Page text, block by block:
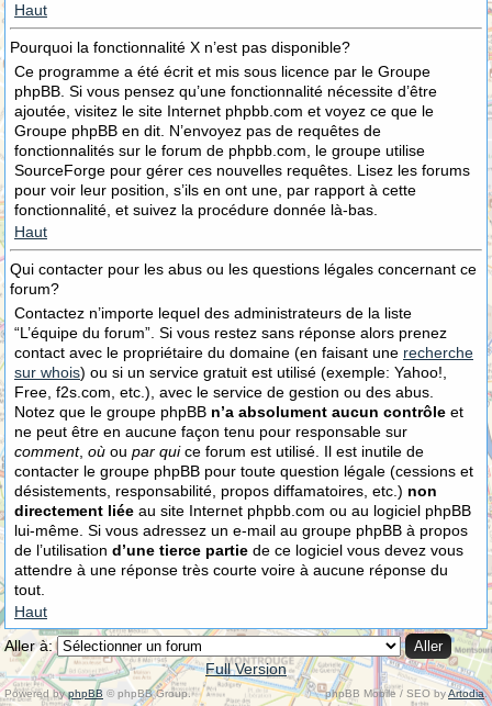
Haut
Pourquoi la fonctionnalité X n’est pas disponible?
Ce programme a été écrit et mis sous licence par le Groupe
phpBB. Si vous pensez qu’une fonctionnalité nécessite d’être
ajoutée, visitez le site Internet phpbb.com et voyez ce que le
Groupe phpBB en dit. N’envoyez pas de requêtes de
fonctionnalités sur le forum de phpbb.com, le groupe utilise
SourceForge pour gérer ces nouvelles requêtes. Lisez les forums
pour voir leur position, s’ils en ont une, par rapport à cette
fonctionnalité, et suivez la procédure donnée là-bas.
Haut
Qui contacter pour les abus ou les questions légales concernant ce
forum?
Contactez n’importe lequel des administrateurs de la liste
“L’équipe du forum”. Si vous restez sans réponse alors prenez
contact avec le propriétaire du domaine (en faisant une recherche
sur whois) ou si un service gratuit est utilisé (exemple: Yahoo!,
Free, f2s.com, etc.), avec le service de gestion ou des abus.
Notez que le groupe phpBB n’a absolument aucun contrôle et
ne peut être en aucune façon tenu pour responsable sur
comment, où ou par quice forum est utilisé. Il est inutile de
contacter le groupe phpBB pour toute question légale (cessions et
désistements, responsabilité, propos diffamatoires, etc.) non
directement liée au site Internet phpbb.com ou au logiciel phpBB
lui-même. Si vous adressez un e-mail au groupe phpBB à propos
de l’utilisation d’une tierce partie de ce logiciel vous devez vous
attendre à une réponse très courte voire à aucune réponse du
tout.
Haut
Aller à:
Full Version
Powered byphpBB © phpBB Group. phpBB Mobile / SEO byArtodia.